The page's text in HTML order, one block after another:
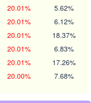
20.01% 5.62%
20.01% 6.12%
20.01% 18.37%
20.01% 6.83%
20.01% 17.26%
20.00% 7.68%